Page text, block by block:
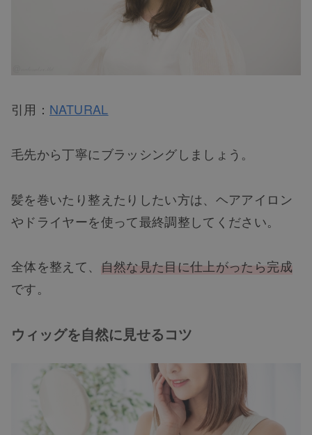
引用： NATURAL
毛先から丁寧にブラッシングしましょう。
髪を巻いたり整えたりしたい方は、ヘアアイロン
やドライヤーを使って最終調整してください。
全体を整えて、 自然な見た目に仕上がったら完成
です。
ウィッグを自然に見せるコツ